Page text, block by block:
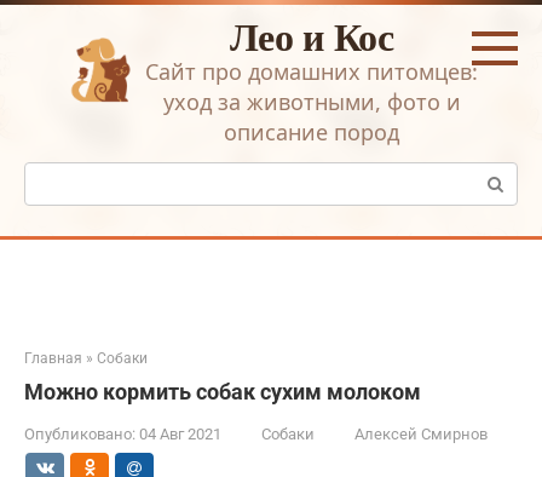
Перейти
Лео и Кос
Сайт про домашних питомцев:
уход за животными, фото и
описание пород
Поиск:
Главная » Собаки
Можно кормить собак сухим молоком
Опубликовано: 04 Авг 2021 Собаки Алексей Смирнов